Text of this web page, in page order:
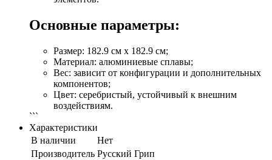
Основные параметры:
Размер: 182.9 см x 182.9 см;
Материал: алюминиевые сплавы;
Вес: зависит от конфигурации и дополнительных
компонентов;
Цвет: серебристый, устойчивый к внешним
воздействиям.
```
Характеристики
В наличии
Нет
Производитель Русский Грип